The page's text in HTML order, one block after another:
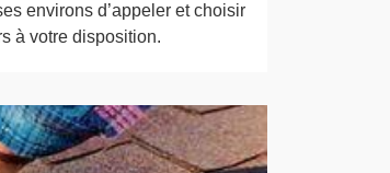
environs d’appeler et choisir
à votre disposition.